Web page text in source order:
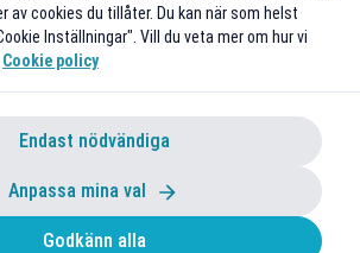
av cookies du tillåter. Du kan när som helst
Inställningar". Vill du veta mer om hur vi
Cookie policy
Endast nödvändiga
Anpassa mina val
Godkänn alla